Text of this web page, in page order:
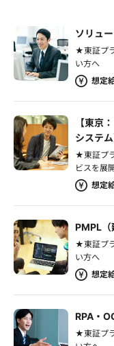
ソリュ
★東証プ
い方へ
想定
【東京
システム
★東証プ
ビスを展
想定
PMPL（
★東証プ
い方へ
想定
RPA・
★東証プ